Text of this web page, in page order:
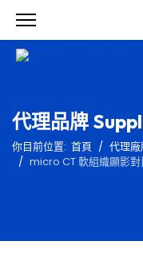
代理品牌
你目前位置: 首頁 代理
micro CT 軟組織顯影